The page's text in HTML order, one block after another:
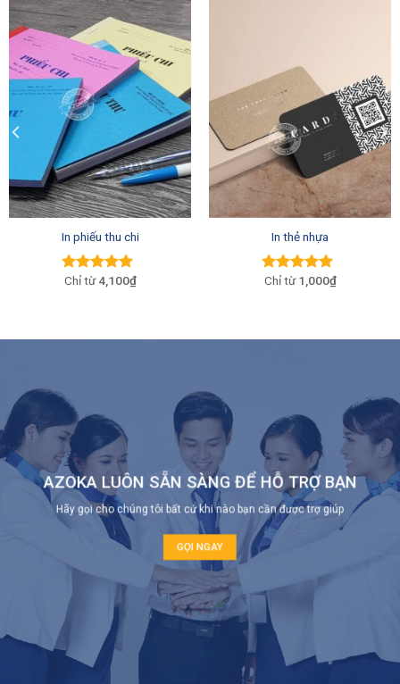
In phiếu thu chi
Được xếp
4,100₫
In thẻ nhựa
Được xếp
1,000₫
AZOKA LUÔN SẴN SÀNG ĐỂ HỖ TRỢ BẠN
Hãy gọi cho chúng tôi bất cứ khi nào bạn cần được trợ giúp
GỌI NGAY